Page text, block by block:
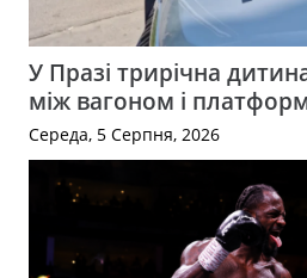
У Празі трирічна
між вагоном і
Середа, 5 Серпня, 2026